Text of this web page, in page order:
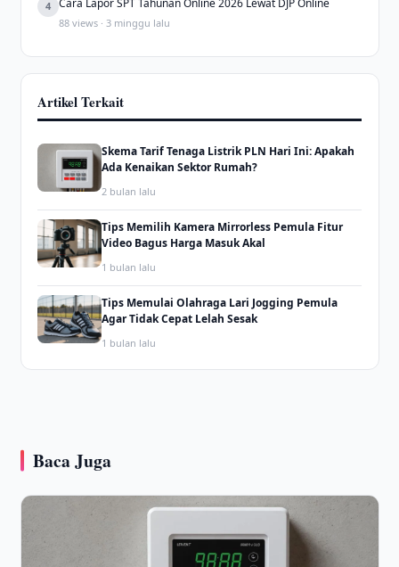
4
88 views · 3 minggu lalu
Artikel Terkait
Skema Tarif Tenaga Listrik PLN Hari Ini: Apakah
Ada Kenaikan Sektor Rumah?
2 bulan lalu
Tips Memilih Kamera Mirrorless Pemula Fitur
Video Bagus Harga Masuk Akal
1 bulan lalu
Tips Memulai Olahraga Lari Jogging Pemula
Agar Tidak Cepat Lelah Sesak
1 bulan lalu
Baca Juga